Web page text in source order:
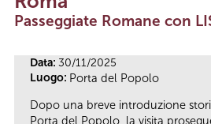
Passeggiate Romane con
Data: 30/11/2025
Luogo: Porta del Popolo
Dopo una breve introduzione
Porta del Popolo, la visita